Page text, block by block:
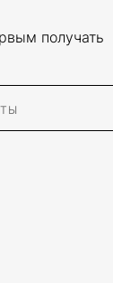
получать